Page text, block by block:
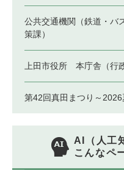
公共交通機関（鉄道・バ
策課）
上田市役所 本庁舎（行
第42回真田まつり～2026
AI（人工
こんなペ